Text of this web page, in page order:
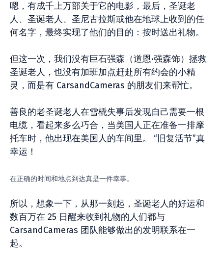
嗯，有成千上万部关于它的电影，最后，圣诞老
人、圣诞老人、圣尼古拉斯或他在地球上收到的任
何名字，最终实现了他们的目的：按时送出礼物。
但这一次，我们没有巨石强森（道恩·强森饰）拯救
圣诞老人，也没有加班加点赶赴所有约会的小精
灵，而是有 CarsandCameras 的朋友们来帮忙。
善良的老圣诞老人在雪橇失事后发现自己需要一根
电缆，看起来多么巧合，当美国人正在准备一排摩
托车时，他出现在美国人的车间里。 “旧复活节”真
幸运！
在正确的时间和地点到达真是一件幸事。
所以，想象一下，从那一刻起，圣诞老人的好运和
数百万在 25 日醒来收到礼物的人们都与
CarsandCameras 团队能够做出的发明联系在一
起。